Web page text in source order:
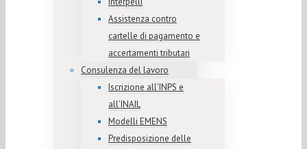
Assistenza contro
cartelle di pagamento e
accertamenti tributari
Consulenza del lavoro
Iscrizione all’INPS e
all’INAIL
Modelli EMENS
Predisposizione delle